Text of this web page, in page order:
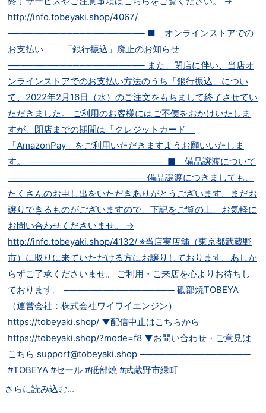
さらに読み込む...